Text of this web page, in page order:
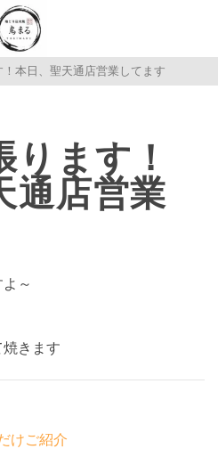
！本日、聖天通店営業してます
ます！
通店営業
～
きます
けご紹介